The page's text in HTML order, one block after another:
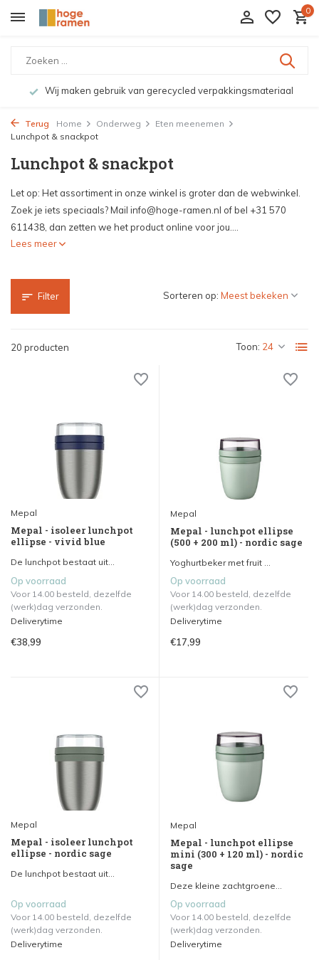
0
Wij maken gebruik van gerecycled verpakkingsmateriaal
Terug Home Onderweg
Eten meenemen
Lunchpot & snackpot
Lunchpot & snackpot
Let op: Het assortiment in onze winkel is groter dan de webwinkel.
Zoek je iets speciaals? Mail info@hoge-ramen.nl of bel +31 570
611438, dan zetten we het product online voor jou....
Lees meer
Filter
20 producten Toon:
Sorteren op:
Mepal
Mepal - isoleer lunchpot
ellipse - vivid blue
De lunchpot bestaat uit...
Op voorraad
Voor 14.00 besteld, dezelfde
(werk)dag verzonden.
Deliverytime
€38,99
Mepal
Mepal - lunchpot ellipse
(500 + 200 ml) - nordic sage
Yoghurtbeker met fruit ...
Op voorraad
Voor 14.00 besteld, dezelfde
(werk)dag verzonden.
Deliverytime
€17,99
Mepal
Mepal - isoleer lunchpot
ellipse - nordic sage
De lunchpot bestaat uit...
Op voorraad
Voor 14.00 besteld, dezelfde
(werk)dag verzonden.
Deliverytime
Mepal
Mepal - lunchpot ellipse
mini (300 + 120 ml) - nordic
sage
Deze kleine zachtgroene...
Op voorraad
Voor 14.00 besteld, dezelfde
(werk)dag verzonden.
Deliverytime